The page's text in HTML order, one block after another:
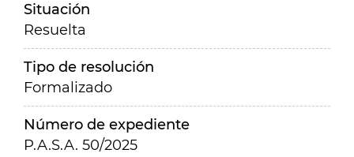
Situación
Resuelta
Tipo de resolución
Formalizado
Número de expediente
P.A.S.A. 50/2025